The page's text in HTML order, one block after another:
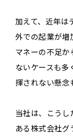
加えて、近年は
外での起業が増
マネーの不足
ないケースも
揮されない懸念
当社は、こう
ある株式会社